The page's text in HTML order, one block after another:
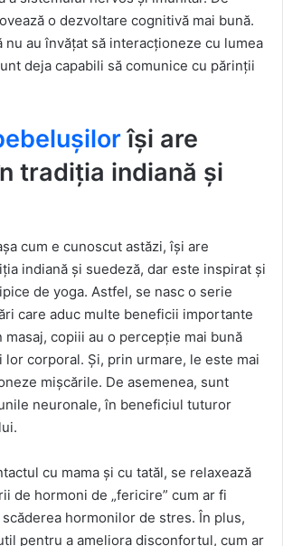
o dezvoltare cognitivă mai bună.
nu au învățat să interacționeze cu lumea
deja capabili să comunice cu părinții
își are
tradiția indiană și
cum e cunoscut astăzi, își are
indiană și suedeză, dar este inspirat și
de yoga. Astfel, se nasc o serie
care aduc multe beneficii importante
copiii au o percepție mai bună
lor corporal. Și, prin urmare, le este mai
mișcările. De asemenea, sunt
neuronale, în beneficiul tuturor
cu mama și cu tatăl, se relaxează
de hormoni de „fericire” cum ar fi
hormonilor de stres. În plus,
pentru a ameliora disconfortul, cum ar